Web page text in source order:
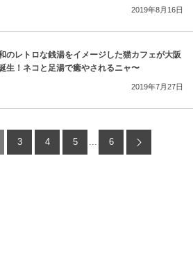
2019年8月16日
のレトロな銭湯をイメージした猫カフェが大阪
生！ネコと足湯で癒やされるニャ〜
2019年7月27日
3 4 5 ... 6